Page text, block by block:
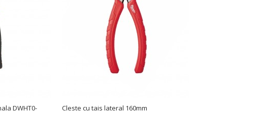
DWHT0-
Cleste cu tais lateral 160mm